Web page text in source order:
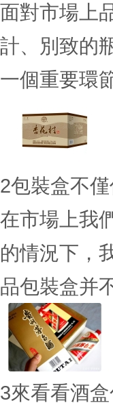
面對市場上
計、別致的
一個重要環
2包裝盒不
在市場上我
的情況下，
品包裝盒并
3來看看酒